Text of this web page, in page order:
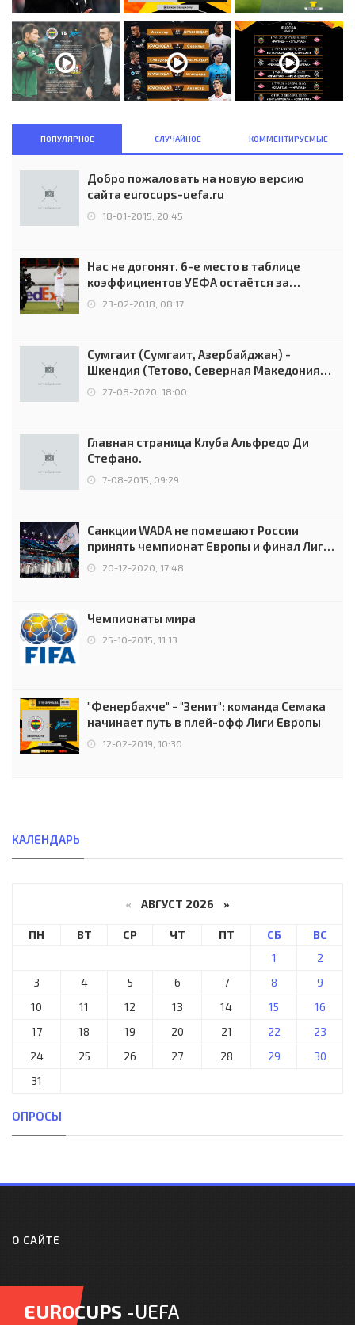
ПОПУЛЯРНОЕ СЛУЧАЙНОЕ КОММЕНТИРУЕМЫЕ
Добро пожаловать на новую версию
сайта eurocups-uefa.ru
18-01-2015, 20:45
Нас не догонят. 6-е место в таблице
коэффициентов УЕФА остаётся за
Россией
23-02-2018, 08:17
Сумгаит (Сумгаит, Азербайджан) -
Шкендия (Тетово, Северная Македония) -
0:2 (0:0)
27-08-2020, 18:00
Главная страница Клуба Альфредо Ди
Стефано.
7-08-2015, 09:29
Санкции WADA не помешают России
принять чемпионат Европы и финал Лиги
чемпионов.
20-12-2020, 17:48
Чемпионаты мира
25-10-2015, 11:13
"Фенербахче" - "Зенит": команда Семака
начинает путь в плей-офф Лиги Европы
12-02-2019, 10:30
КАЛЕНДАРЬ
« АВГУСТ 2026 »
ПН ВТ СР ЧТ ПТ СБ
ВС
1
2
3
4 5 6 7 8
9
10
11 12 13 14 15
16
17
18 19 20 21 22
23
24
25 26 27 28 29
30
31
ОПРОСЫ
О САЙТЕ
EUROCUPS -UEFA